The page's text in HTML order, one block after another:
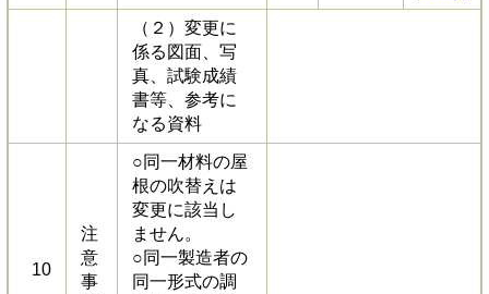
（２）変更に
係る図面、写
真、試験成績
書等、参考に
なる資料
10
注
意
事
○同一材料の屋
根の吹替えは
変更に該当し
ません。
○同一製造者の
同一形式の調